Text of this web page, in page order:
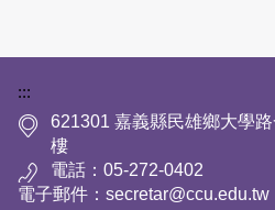
:::
621301 嘉義縣民雄鄉大學
樓
電話：05-272-0402
電子郵件：secretar@ccu.edu.tw